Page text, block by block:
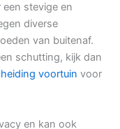
stevige en
diverse
van buitenaf.
schutting, kijk dan
voortuin voor
en kan ook